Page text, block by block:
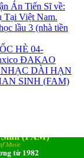
Án Tiến Sĩ về:
Tại Việt Nam.
lầu 3 (nhà tiền
HÈ 04-
ĐAKAO
DÀI HẠN
SINH (FAM)